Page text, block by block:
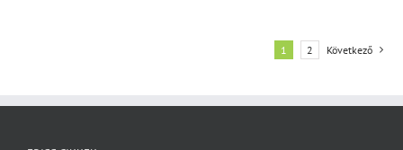
1 2 Következő